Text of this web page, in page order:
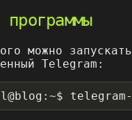
программы
можно запускать
Telegram: